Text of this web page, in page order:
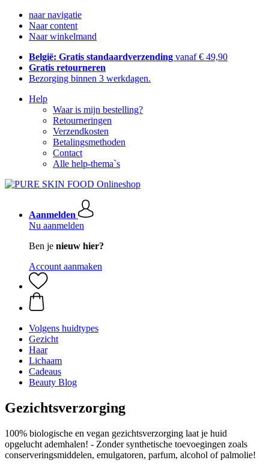
naar navigatie
Naar content
Naar winkelmand
België: Gratis standaardverzending vanaf € 49,90
Gratis retourneren
Bezorging binnen 3 werkdagen.
Help
Waar is mijn bestelling?
Retourneringen
Verzendkosten
Betalingsmethoden
Contact
Alle help-thema`s
Aanmelden
Nu aanmelden
Ben je nieuw hier?
Account aanmaken
Volgens huidtypes
Gezicht
Haar
Lichaam
Cadeaus
Beauty Blog
Gezichtsverzorging
100% biologische en vegan gezichtsverzorging laat je huid
opgelucht ademhalen! - Zonder synthetische toevoegingen zoals
conserveringsmiddelen, emulgatoren, parfum, alcohol of palmolie!